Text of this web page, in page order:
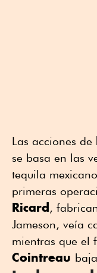
Las acciones de
se basa en las
tequila
primeras
Ricard ,
Jameson, veía
mientras que el
Cointreau